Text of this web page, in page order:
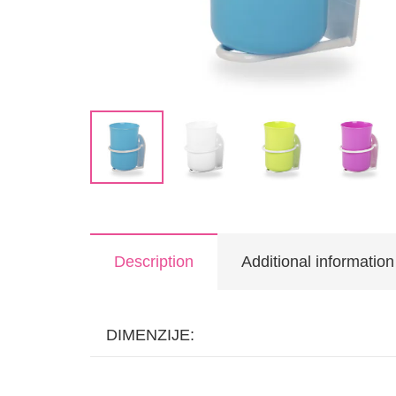
Description Additional information
DIMENZIJE: